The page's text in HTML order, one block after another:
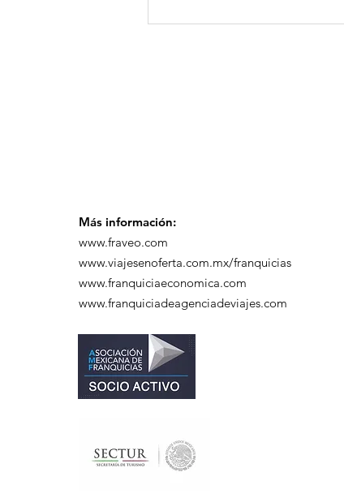
GoMapTravelByFraveo
Más información:
www.fraveo.com
www.viajesenoferta.com.mx/franquicias
www.franquiciaeconomica.com
www.franquiciadeagenciadeviajes.com